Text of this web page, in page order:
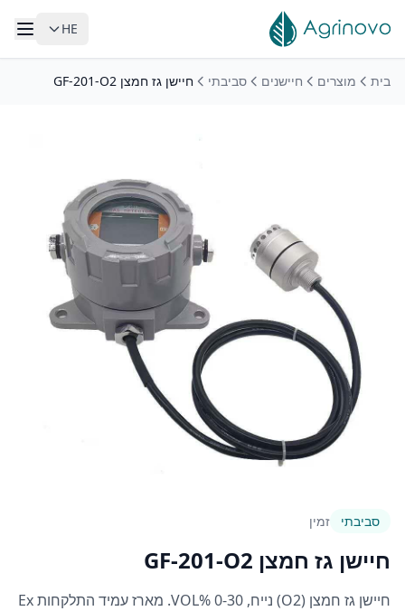
HE
בית מוצרים חיישנים סביבתי חיישן גז חמצן GF-201-O2
סביבתי זמין
חיישן גז חמצן GF-201-O2
חיישן גז חמצן (O2) נייח, 0-30 %VOL. מארז עמיד התלקחות Ex